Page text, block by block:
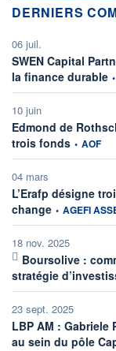
DERNIERS
06 juil.
SWEN Capital
la finance durable •
10 juin
Edmond de
trois fonds • AOF
04 mars
L’Erafp désigne
change information
• AGEFI
18 nov. 2025
Boursolive :
stratégie
23 sept. 2025
LBP AM : Gabriele
au sein du pôle